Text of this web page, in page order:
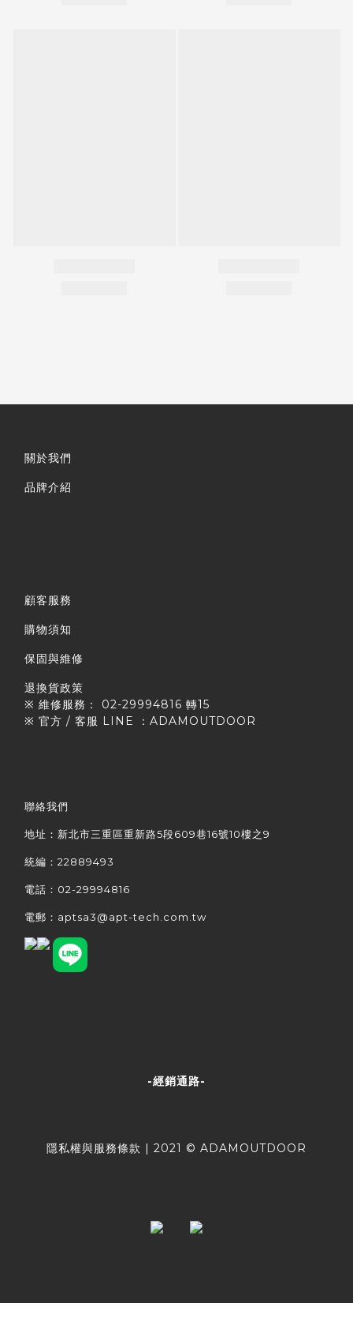
關於我們
品牌介紹
顧客服務
購物須知
保固與維修
退換貨政策
※ 維修服務： 02-29994816 轉15
※ 官方 / 客服 LINE ：ADAMOUTDOOR
聯絡我們
地址：新北市三重區重新路5段609巷16號10樓之9
統編：22889493
電話：02-29994816
電郵：aptsa3@apt-tech.com.tw
-經銷通路-
隱私權與服務條款 | 2021 © ADAMOUTDOOR